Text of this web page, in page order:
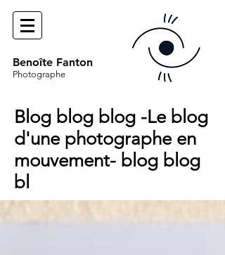
Benoîte Fanton
Photographe
Blog blog blog -Le blog
d'une photographe en
mouvement- blog blog
bl